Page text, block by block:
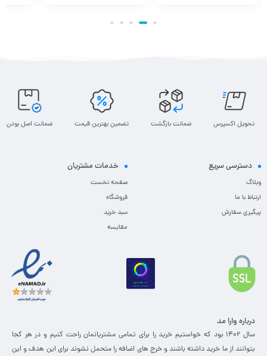
تحویل اکسپرس ضمانت بازگشت تضمین بهترین قیمت ضمانت اصل بودن
دسترسی سریع
وبلاگ
ارتباط با ما
پیگیری سفارش
خدمات مشتریان
صفحه نخست
فروشگاه
سبد خرید
مقایسه
درباره وارا مد
سال 1402 بود که خواستیم خرید را برای تمامی مشتریانمان راحت کنیم و در هر کجا
بتوانند از ما خرید داشته باشند و خرج های اضافه را متحمل نشوند برای این هدف و این